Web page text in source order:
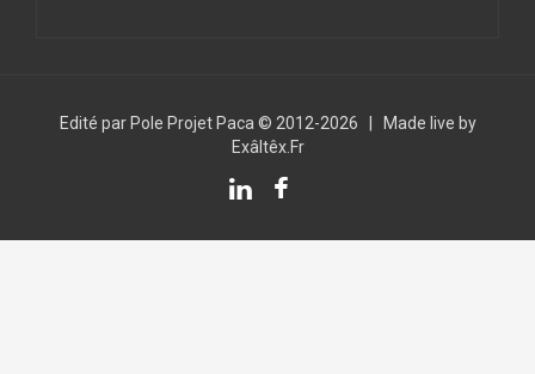
Edité par Pole Projet Paca © 2012-2026
Made live by
Exâltêx.Fr
LinkedInFacebook